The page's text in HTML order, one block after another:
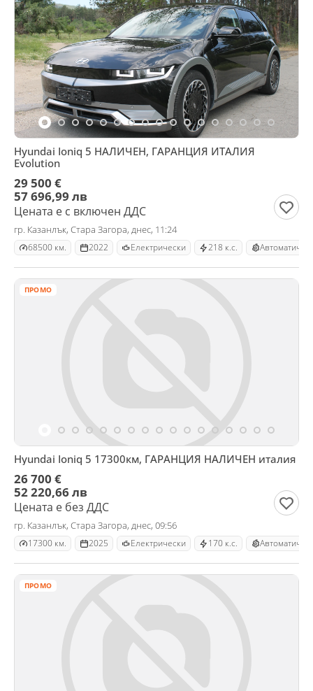
Hyundai Ioniq 5 НАЛИЧЕН, ГАРАНЦИЯ ИТАЛИЯ
Evolution
29 500 €
57 696,99 лв
Цената е с включен ДДС
гр. Казанлък, Стара Загора, днес, 11:24
68500 км. 2022 Електрически 218 к.с. Автоматична
ПРОМО
Hyundai Ioniq 5 17300км, ГАРАНЦИЯ НАЛИЧЕН италия
26 700 €
52 220,66 лв
Цената е без ДДС
гр. Казанлък, Стара Загора, днес, 09:56
17300 км. 2025 Електрически 170 к.с. Автоматична
ПРОМО